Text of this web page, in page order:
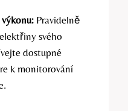
Pravidelně
svého
dostupné
k monitorování